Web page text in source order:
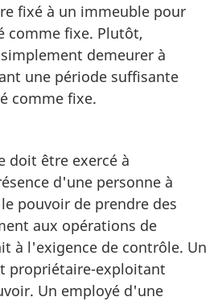
fixé à un immeuble pour
comme fixe. Plutôt,
demeurer à
une période suffisante
comme fixe.
doit être exercé à
d'une personne à
pouvoir de prendre des
aux opérations de
à l'exigence de contrôle. Un
propriétaire-exploitant
Un employé d'une